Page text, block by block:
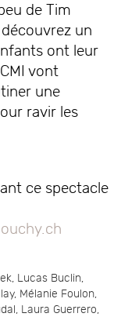
de Tim
un
ont leur
vont
une
ravir les
ce spectacle
Lucas Buclin,
Mélanie Foulon,
Laura Guerrero,